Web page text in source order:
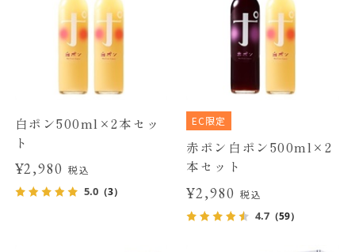
白ポン500ml×2本セッ
ト
¥2,980税込
5.0（3）
EC限定
赤ポン白ポン500ml×2
本セット
¥2,980 税込
4.7 （59）